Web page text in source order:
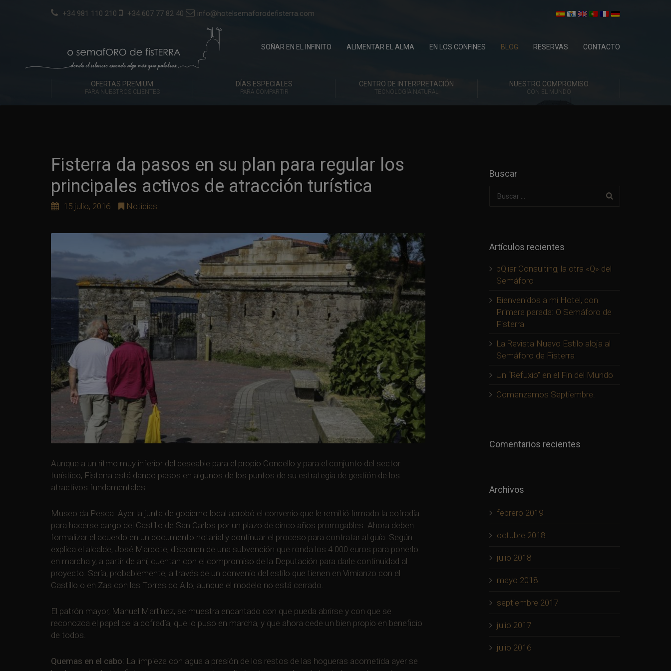
+34 981 110 210 +34 607 77 82 40 info@hotelsemaforodefisterra.com
SOÑAR EN EL INFINITO ALIMENTAR EL ALMA EN LOS CONFINES BLOG RESERVAS CONTACTO
OFERTAS PREMIUM
PARA NUESTROS CLIENTES
DÍAS ESPECIALES
PARA COMPARTIR
CENTRO DE INTERPRETACIÓN
TECNOLOGÍA NATURAL
NUESTRO COMPROMISO
CON EL MUNDO
Fisterra da pasos en su plan para regular los
principales activos de atracción turística
15 julio, 2016 Noticias
Aunque a un ritmo muy inferior del deseable para el propio Concello y para el conjunto del sector
turístico, Fisterra está dando pasos en algunos de los puntos de su estrategia de gestión de los
atractivos fundamentales.
Museo da Pesca: Ayer la junta de gobierno local aprobó el convenio que le remitió firmado la cofradía
para hacerse cargo del Castillo de San Carlos por un plazo de cinco años prorrogables. Ahora deben
formalizar el acuerdo en un documento notarial y continuar el proceso para contratar al guía. Según
explica el alcalde, José Marcote, disponen de una subvención que ronda los 4.000 euros para ponerlo
en marcha y, a partir de ahí, cuentan con el compromiso de la Deputación para darle continuidad al
proyecto. Sería, probablemente, a través de un convenio del estilo que tienen en Vimianzo con el
Castillo o en Zas con las Torres do Allo, aunque el modelo no está cerrado.
El patrón mayor, Manuel Martínez, se muestra encantado con que pueda abrirse y con que se
reconozca el papel de la cofradía, que lo puso en marcha, y que ahora cede un bien propio en beneficio
de todos.
Quemas en el cabo: La limpieza con agua a presión de los restos de las hogueras acometida ayer se
Buscar
Artículos recientes
pQliar Consulting, la otra «Q» del
Semáforo
Bienvenidos a mi Hotel, con
Primera parada: O Semáforo de
Fisterra
La Revista Nuevo Estilo aloja al
Semáforo de Fisterra
Un “Refuxio” en el Fin del Mundo
Comenzamos Septiembre.
Comentarios recientes
Archivos
febrero 2019
octubre 2018
julio 2018
mayo 2018
septiembre 2017
julio 2017
julio 2016